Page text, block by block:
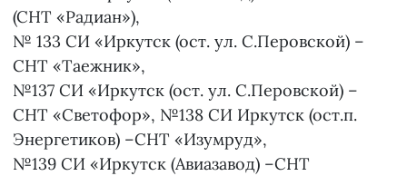
(СНТ «Радиан»),
№ 133 СИ «Иркутск (ост. ул. С.Перовской) –
СНТ «Таежник»,
№137 СИ «Иркутск (ост. ул. С.Перовской) –
СНТ «Светофор», №138 СИ Иркутск (ост.п.
Энергетиков) –СНТ «Изумруд»,
№139 СИ «Иркутск (Авиазавод) –СНТ